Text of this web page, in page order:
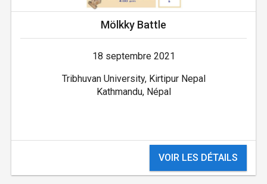
Mölkky Battle
18 septembre 2021
Tribhuvan University, Kirtipur Nepal
Kathmandu, Népal
VOIR LES DÉTAILS